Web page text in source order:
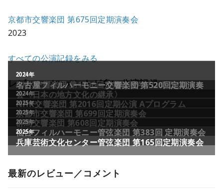
京都市交響楽団 第675回定期演奏会
2023
すべての公演記録をみる
レビュー／コメントが多い公演記録
最新のレビュー／コメント